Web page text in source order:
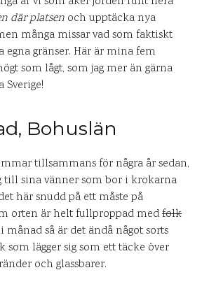
där platsen och upptäcka nya
många missar vad som faktiskt
gränser. Här är mina fem
som lågt, som jag mer än gärna
Sverige!
Bohuslän
tillsammans för några år sedan,
till sina vänner som bor i krokarna
här snudd på ett måste på
orten är helt fullproppad medfolk
så är det ändå något sorts
som lägger sig som ett täcke över
och glassbarer.